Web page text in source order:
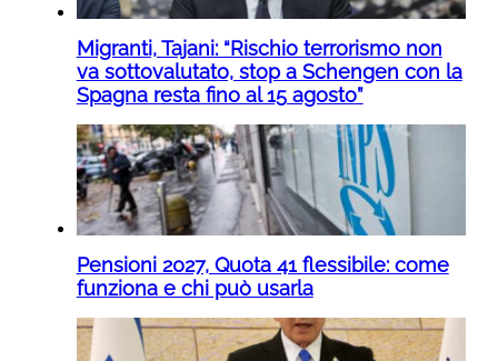
Migranti, Tajani: “Rischio terrorismo non
va sottovalutato, stop a Schengen con la
Spagna resta fino al 15 agosto”
Pensioni 2027, Quota 41 flessibile: come
funziona e chi può usarla